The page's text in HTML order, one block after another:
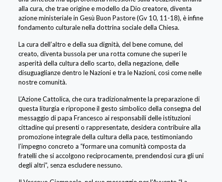
alla cura, che trae origine e modello da Dio creatore, diventa
azione ministeriale in Gesù Buon Pastore (Gv 10, 11-18), è infine
fondamento culturale nella dottrina sociale della Chiesa.
La cura dell’altro e della sua dignità, del bene comune, del
creato, diventa bussola per una rotta comune che superi le
asperità della cultura dello scarto, della negazione, delle
disuguaglianze dentro le Nazioni e tra le Nazioni, così come nelle
nostre comunità.
L’Azione Cattolica, che cura tradizionalmente la preparazione di
questa liturgia e ripropone il gesto simbolico della consegna del
messaggio di papa Francesco ai responsabili delle istituzioni
cittadine qui presenti o rappresentate, desidera contribuire alla
promozione integrale della cultura della pace, testimoniando
l’impegno concreto a “formare una comunità composta da
fratelli che si accolgono reciprocamente, prendendosi cura gli uni
degli altri”, senza escludere nessuno.